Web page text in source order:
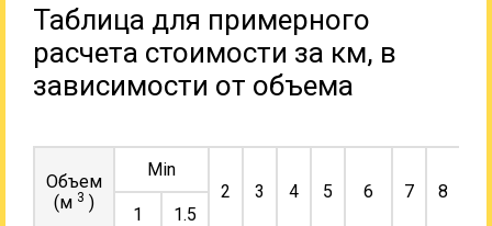
Таблица для примерного
расчета стоимости за км, в
зависимости от объема
Объем
(м 3 )
Min
2
3 4 5 6 7 8
1
1.5